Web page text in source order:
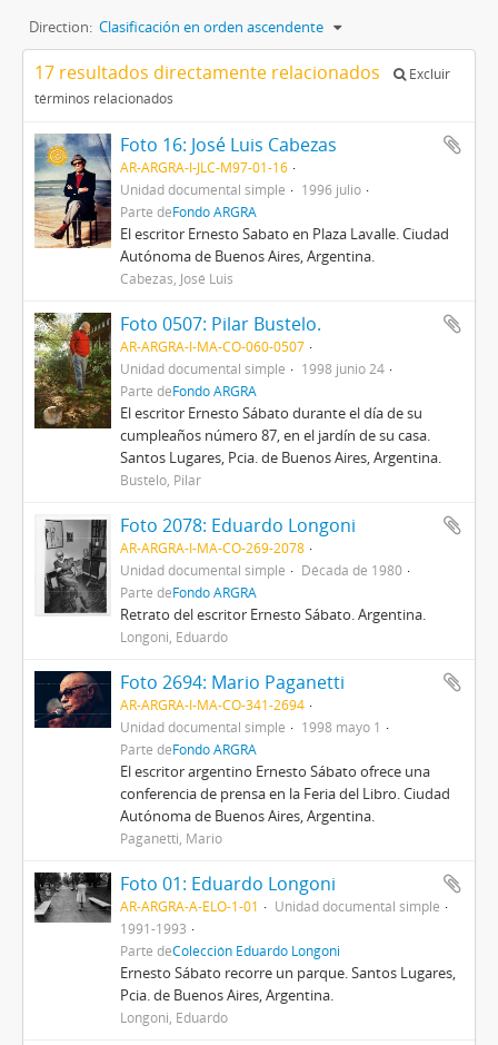
Direction: Clasificación en orden ascendente
17 resultados directamente relacionados
Excluir
términos relacionados
Foto 16: José Luis Cabezas
AR-ARGRA-I-JLC-M97-01-16
Unidad documental simple
1996 julio
Parte deFondo ARGRA
El escritor Ernesto Sabato en Plaza Lavalle. Ciudad
Autónoma de Buenos Aires, Argentina.
Cabezas, José Luis
Foto 0507: Pilar Bustelo.
AR-ARGRA-I-MA-CO-060-0507
Unidad documental simple
1998 junio 24
Parte deFondo ARGRA
El escritor Ernesto Sábato durante el día de su
cumpleaños número 87, en el jardín de su casa.
Santos Lugares, Pcia. de Buenos Aires, Argentina.
Bustelo, Pilar
Foto 2078: Eduardo Longoni
AR-ARGRA-I-MA-CO-269-2078
Unidad documental simple
Década de 1980
Parte deFondo ARGRA
Retrato del escritor Ernesto Sábato. Argentina.
Longoni, Eduardo
Foto 2694: Mario Paganetti
AR-ARGRA-I-MA-CO-341-2694
Unidad documental simple
1998 mayo 1
Parte deFondo ARGRA
El escritor argentino Ernesto Sábato ofrece una
conferencia de prensa en la Feria del Libro. Ciudad
Autónoma de Buenos Aires, Argentina.
Paganetti, Mario
Foto 01: Eduardo Longoni
AR-ARGRA-A-ELO-1-01
Unidad documental simple
1991-1993
Parte deColección Eduardo Longoni
Ernesto Sábato recorre un parque. Santos Lugares,
Pcia. de Buenos Aires, Argentina.
Longoni, Eduardo